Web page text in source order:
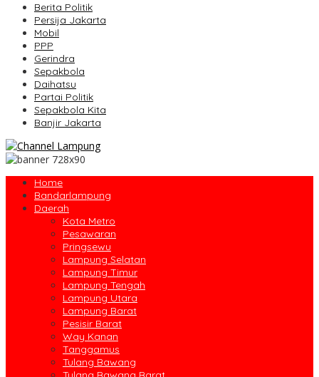
Berita Politik
Persija Jakarta
Mobil
PPP
Gerindra
Sepakbola
Daihatsu
Partai Politik
Sepakbola Kita
Banjir Jakarta
Home
Bandarlampung
Daerah
Kota Metro
Pesawaran
Pringsewu
Lampung Selatan
Lampung Timur
Lampung Tengah
Lampung Utara
Lampung Barat
Pesisir Barat
Way Kanan
Tanggamus
Tulang Bawang